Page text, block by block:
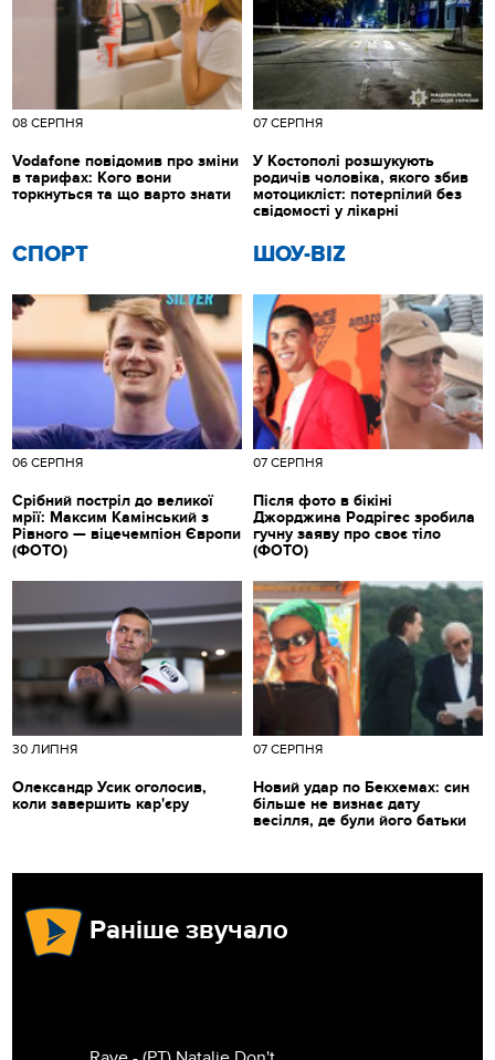
СПОРТ
06 СЕРПНЯ
Срібний постріл до великої
мрії: Максим Камінський з
Рівного — віцечемпіон Європи
(ФОТО)
ШОУ-BIZ
07 СЕРПНЯ
Після фото в бікіні
Джорджина Родрігес зробила
гучну заяву про своє тіло
(ФОТО)
08 СЕРПНЯ
Vodafone повідомив про зміни
в тарифах: Кого вони
торкнуться та що варто знати
07 СЕРПНЯ
У Костополі розшукують
родичів чоловіка, якого збив
мотоцикліст: потерпілий без
свідомості у лікарні
30 ЛИПНЯ
Олександр Усик оголосив,
коли завершить кар'єру
07 СЕРПНЯ
Новий удар по Бекхемах: син
більше не визнає дату
весілля, де були його батьки
Раніше звучало